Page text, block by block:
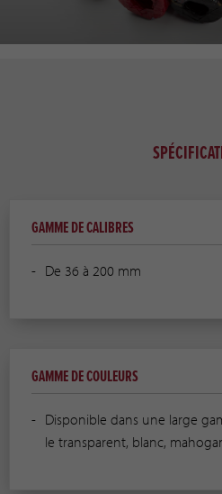
GAMME DE CALIBRES
De 36 à 200 mm
GAMME DE COULEURS
Disponible dans une large
le transparent, blanc,